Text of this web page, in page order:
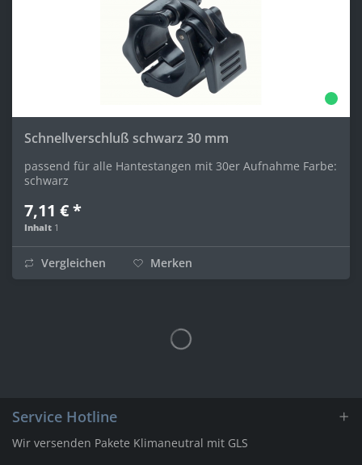
Schnellverschluß schwarz 30 mm
passend für alle Hantestangen mit 30er Aufnahme Farbe:
schwarz
7,11 € *
Inhalt 1
Vergleichen Merken
Service Hotline
Wir versenden Pakete Klimaneutral mit GLS